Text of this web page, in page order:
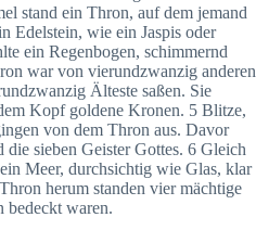
stand ein Thron, auf dem jemand
Edelstein, wie ein Jaspis oder
ein Regenbogen, schimmernd
war von vierundzwanzig anderen
Älteste saßen. Sie
Kopf goldene Kronen. 5 Blitze,
von dem Thron aus. Davor
die sieben Geister Gottes. 6 Gleich
Meer, durchsichtig wie Glas, klar
herum standen vier mächtige
bedeckt waren.